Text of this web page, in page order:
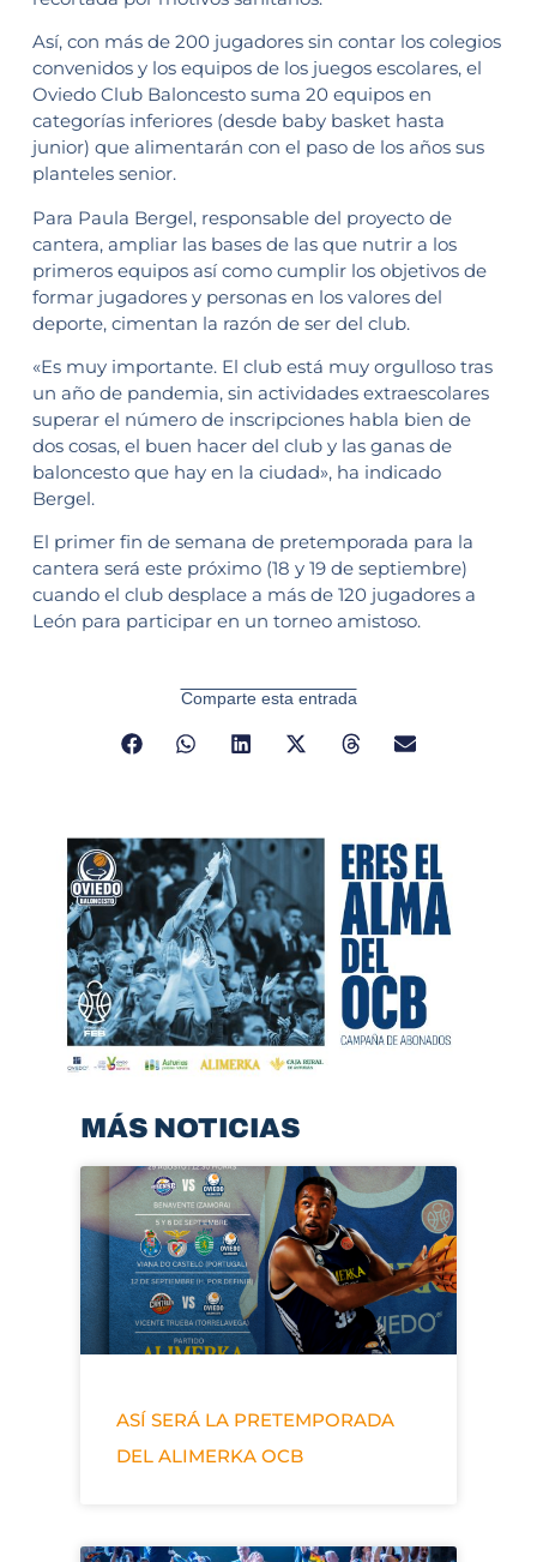
Así, con más de 200 jugadores sin contar los colegios
convenidos y los equipos de los juegos escolares, el
Oviedo Club Baloncesto suma 20 equipos en
categorías inferiores (desde baby basket hasta
junior) que alimentarán con el paso de los años sus
planteles senior.
Para Paula Bergel, responsable del proyecto de
cantera, ampliar las bases de las que nutrir a los
primeros equipos así como cumplir los objetivos de
formar jugadores y personas en los valores del
deporte, cimentan la razón de ser del club.
«Es muy importante. El club está muy orgulloso tras
un año de pandemia, sin actividades extraescolares
superar el número de inscripciones habla bien de
dos cosas, el buen hacer del club y las ganas de
baloncesto que hay en la ciudad», ha indicado
Bergel.
El primer fin de semana de pretemporada para la
cantera será este próximo (18 y 19 de septiembre)
cuando el club desplace a más de 120 jugadores a
León para participar en un torneo amistoso.
Comparte esta entrada
MÁS NOTICIAS
ASÍ SERÁ LA PRETEMPORADA
DEL ALIMERKA OCB